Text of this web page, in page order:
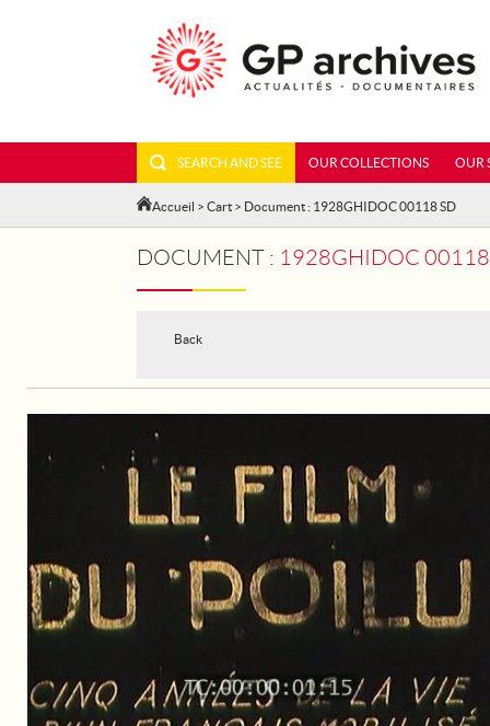
SEARCH AND SEE OUR COLLECTIONS OUR
Accueil > Cart > Document : 1928GHIDOC 00118 SD
DOCUMENT : 1928GHIDOC 00118
Back